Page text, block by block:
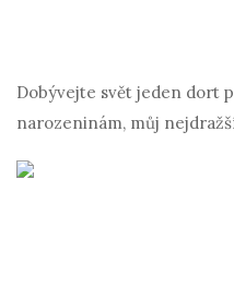
Dobývejte svět jeden dort
narozeninám, můj